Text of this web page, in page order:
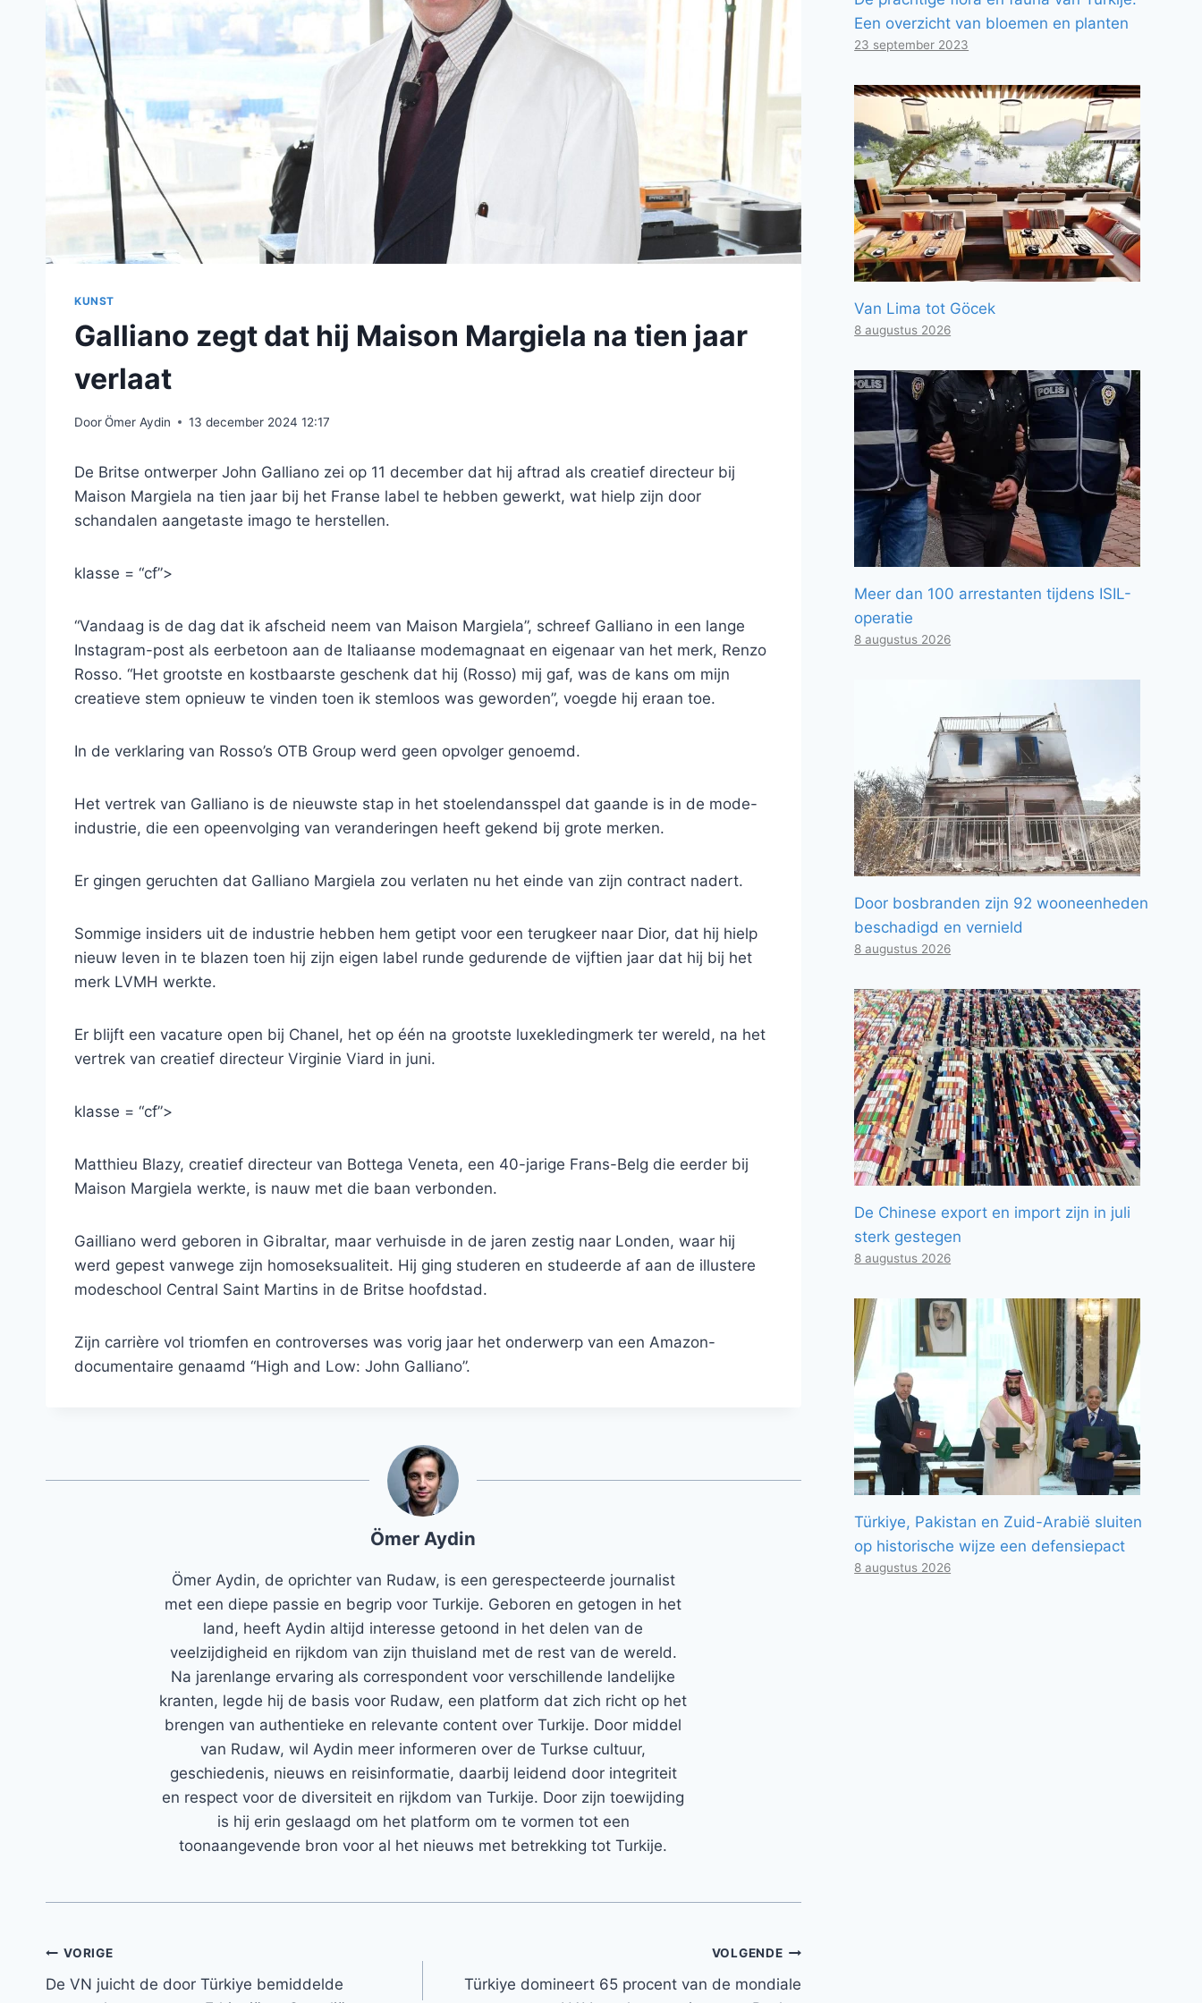
KUNST
Galliano zegt dat hij Maison Margiela na tien jaar
verlaat
DoorÖmer Aydin 13 december 2024 12:17
De Britse ontwerper John Galliano zei op 11 december dat hij aftrad als creatief directeur bij
Maison Margiela na tien jaar bij het Franse label te hebben gewerkt, wat hielp zijn door
schandalen aangetaste imago te herstellen.
klasse = “cf”>
“Vandaag is de dag dat ik afscheid neem van Maison Margiela”, schreef Galliano in een lange
Instagram-post als eerbetoon aan de Italiaanse modemagnaat en eigenaar van het merk, Renzo
Rosso. “Het grootste en kostbaarste geschenk dat hij (Rosso) mij gaf, was de kans om mijn
creatieve stem opnieuw te vinden toen ik stemloos was geworden”, voegde hij eraan toe.
In de verklaring van Rosso’s OTB Group werd geen opvolger genoemd.
Het vertrek van Galliano is de nieuwste stap in het stoelendansspel dat gaande is in de mode-
industrie, die een opeenvolging van veranderingen heeft gekend bij grote merken.
Er gingen geruchten dat Galliano Margiela zou verlaten nu het einde van zijn contract nadert.
Sommige insiders uit de industrie hebben hem getipt voor een terugkeer naar Dior, dat hij hielp
nieuw leven in te blazen toen hij zijn eigen label runde gedurende de vijftien jaar dat hij bij het
merk LVMH werkte.
Er blijft een vacature open bij Chanel, het op één na grootste luxekledingmerk ter wereld, na het
vertrek van creatief directeur Virginie Viard in juni.
klasse = “cf”>
Matthieu Blazy, creatief directeur van Bottega Veneta, een 40-jarige Frans-Belg die eerder bij
Maison Margiela werkte, is nauw met die baan verbonden.
Gailliano werd geboren in Gibraltar, maar verhuisde in de jaren zestig naar Londen, waar hij
werd gepest vanwege zijn homoseksualiteit. Hij ging studeren en studeerde af aan de illustere
modeschool Central Saint Martins in de Britse hoofdstad.
Zijn carrière vol triomfen en controverses was vorig jaar het onderwerp van een Amazon-
documentaire genaamd “High and Low: John Galliano”.
Ömer Aydin
Ömer Aydin, de oprichter van Rudaw, is een gerespecteerde journalist
met een diepe passie en begrip voor Turkije. Geboren en getogen in het
land, heeft Aydin altijd interesse getoond in het delen van de
veelzijdigheid en rijkdom van zijn thuisland met de rest van de wereld.
Na jarenlange ervaring als correspondent voor verschillende landelijke
kranten, legde hij de basis voor Rudaw, een platform dat zich richt op het
brengen van authentieke en relevante content over Turkije. Door middel
van Rudaw, wil Aydin meer informeren over de Turkse cultuur,
geschiedenis, nieuws en reisinformatie, daarbij leidend door integriteit
en respect voor de diversiteit en rijkdom van Turkije. Door zijn toewijding
is hij erin geslaagd om het platform om te vormen tot een
toonaangevende bron voor al het nieuws met betrekking tot Turkije.
Bericht
navigatie
VORIGE
De VN juicht de door Türkiye bemiddelde
VOLGENDE
Türkiye domineert 65 procent van de mondiale
Een overzicht van bloemen en planten
23 september 2023
Van Lima tot Göcek
8 augustus 2026
Meer dan 100 arrestanten tijdens ISIL-
operatie
8 augustus 2026
Door bosbranden zijn 92 wooneenheden
beschadigd en vernield
8 augustus 2026
De Chinese export en import zijn in juli
sterk gestegen
8 augustus 2026
Türkiye, Pakistan en Zuid-Arabië sluiten
op historische wijze een defensiepact
8 augustus 2026